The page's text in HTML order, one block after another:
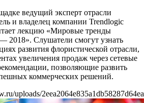
ведущий эксперт отрасли
и владелец компании Trendlogic
лекцию «Мировые тренды
2018». Слушатели смогут узнать
развития флористической отрасли,
увеличения продаж через сетевые
позволяющие развить
коммерческих решений.
uploads/